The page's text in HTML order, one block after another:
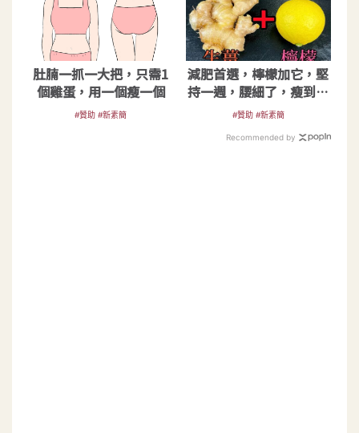
肚腩一抓一大把，只需1
個雞蛋，用一個瘦一個
#贊助 #新素簡
減肥首選，檸檬加它，堅
持一週，腰細了，瘦到你
懷疑人生
#贊助 #新素簡
Recommended by